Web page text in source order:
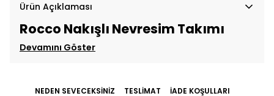
Ürün Açıklaması
Rocco Nakışlı Nevresim Takımı
Devamını Göster
NEDEN SEVECEKSİNİZ TESLİMAT İADE KOŞULLARI